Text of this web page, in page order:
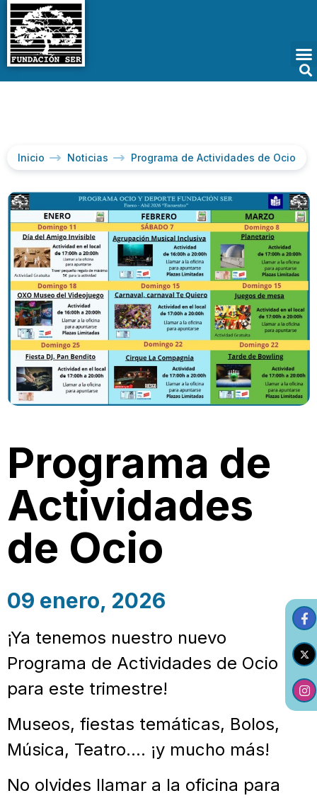
Inicio Noticias Programa de Actividades de Ocio
Programa de
Actividades
de Ocio
09 enero, 2026
¡Ya tenemos nuestro nuevo
Programa de Actividades de Ocio
para este trimestre!
Museos, fiestas temáticas, Bolos,
Música, Teatro…. ¡y mucho más!
No olvides llamar a la oficina para